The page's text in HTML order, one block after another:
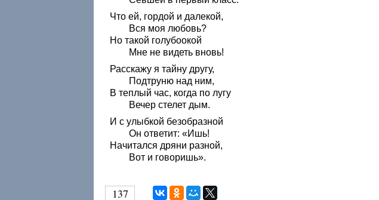
Что ей, гордой и далекой,
Вся моя любовь?
Но такой голубоокой
Мне не видеть вновь!
Расскажу я тайну другу,
Подтруню над ним,
В теплый час, когда по лугу
Вечер стелет дым.
И с улыбкой безобразной
Он ответит: «Ишь!
Начитался дряни разной,
Вот и говоришь».
137